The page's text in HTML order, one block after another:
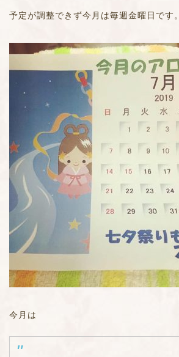
予定が調整できず今月は毎週金曜日です。
今月は